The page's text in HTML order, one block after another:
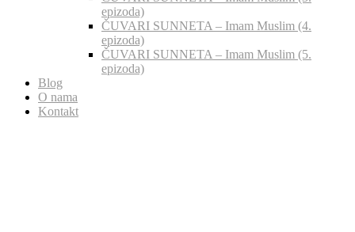
epizoda)
ČUVARI SUNNETA – Imam Muslim (4.
epizoda)
ČUVARI SUNNETA – Imam Muslim (5.
epizoda)
Blog
O nama
Kontakt